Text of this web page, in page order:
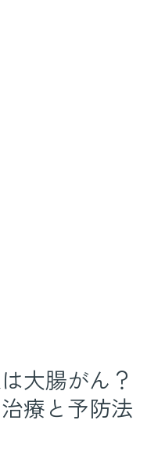
大腸がん？
療と予防法